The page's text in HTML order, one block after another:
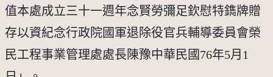
值本處成立三十一週年念賢勞彌足欽慰特鐫牌贈
存以資紀念行政院國軍退除役官兵輔導委員會榮
民工程事業管理處處長陳豫中華民國76年5月1